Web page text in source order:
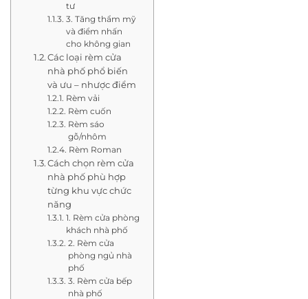
tư
3. Tăng thẩm mỹ
và điểm nhấn
cho không gian
Các loại rèm cửa
nhà phố phổ biến
và ưu – nhược điểm
Rèm vải
Rèm cuốn
Rèm sáo
gỗ/nhôm
Rèm Roman
Cách chọn rèm cửa
nhà phố phù hợp
từng khu vực chức
năng
1. Rèm cửa phòng
khách nhà phố
2. Rèm cửa
phòng ngủ nhà
phố
3. Rèm cửa bếp
nhà phố